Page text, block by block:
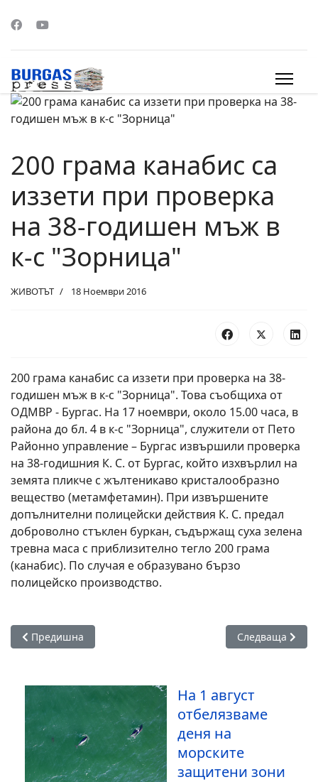
200 грама канабис са
иззети при проверка
на 38-годишен мъж в
к-с "Зорница"
ЖИВОТЪТ 18 Ноември 2016
200 грама канабис са иззети при проверка на 38-
годишен мъж в к-с "Зорница". Това съобщиха от
ОДМВР - Бургас. На 17 ноември, около 15.00 часа, в
района до бл. 4 в к-с "Зорница", служители от Пето
Районно управление – Бургас извършили проверка
на 38-годишния К. С. от Бургас, който изхвърлил на
земята пликче с жълтеникаво кристалообразно
вещество (метамфетамин). При извършените
допълнителни полицейски действия К. С. предал
доброволно стъклен буркан, съдържащ суха зелена
тревна маса с приблизително тегло 200 грама
(канабис). По случая е образувано бързо
полицейско производство.
Предишна статия: Днес е светъл празник! Имен ден
Предишна Следваща
Следваща
На 1 август
отбелязваме
деня на
морските
защитени зони